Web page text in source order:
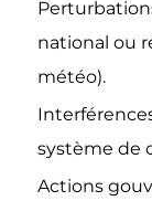
national ou
météo).
système de
Actions